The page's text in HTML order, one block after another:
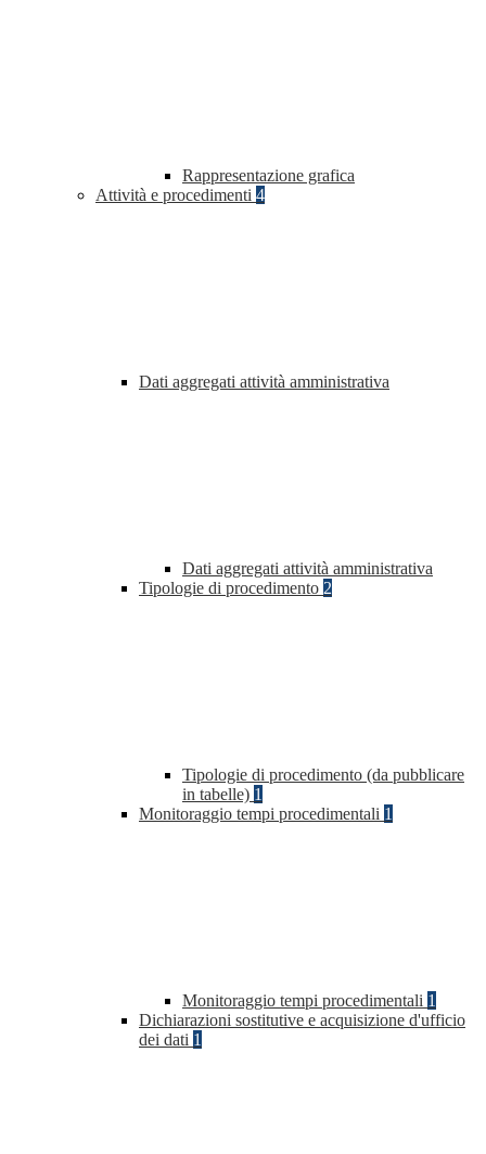
Rappresentazione grafica
Attività e procedimenti 4
Dati aggregati attività amministrativa
Dati aggregati attività amministrativa
Tipologie di procedimento 2
Tipologie di procedimento (da pubblicare
in tabelle) 1
Monitoraggio tempi procedimentali 1
Monitoraggio tempi procedimentali 1
Dichiarazioni sostitutive e acquisizione d'ufficio
dei dati 1